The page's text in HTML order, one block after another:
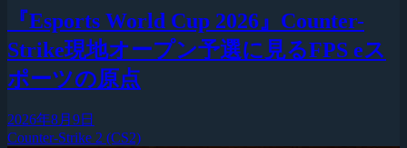
『Esports World Cup 2026』Counter-
Strike現地オープン予選に見るFPS eス
ポーツの原点
2026年8月9日
Counter-Strike 2 (CS2)